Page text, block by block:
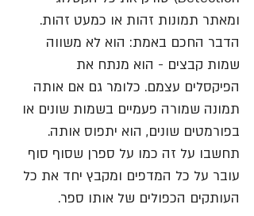
ומאתר תמונות זהות או כמעט זהות.
הדבר החכם באמת: הוא לא משווה
שמות קבצים - הוא מנתח את
הפיקסלים עצמם. כלומר גם אם אותה
תמונה שמורה פעמיים בשמות שונים או
בפורמטים שונים, הוא יתפוס אותה.
תחשבו על זה כמו על ספרן שסוף סוף
עובר על כל המדפים ומקבץ יחד את כל
העותקים הכפולים של אותו ספר.